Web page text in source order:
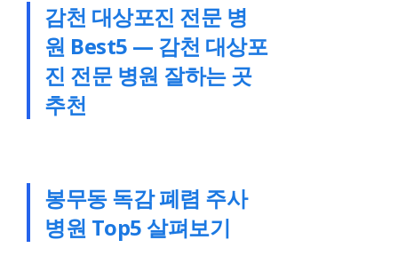
감천 대상포진 전문 병
원 Best5 — 감천 대상포
진 전문 병원 잘하는 곳
추천
봉무동 독감 폐렴 주사
병원 Top5 살펴보기